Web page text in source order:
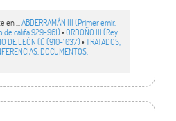
... ABDERRAMÁN III (Primer emir,
de califa 929-961)•ORDOÑO III (Rey
DE LEÓN (I) (910-1037)•TRATADOS,
DOCUMENTOS,